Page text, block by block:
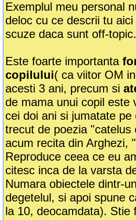
Exemplul meu personal
deloc cu ce descrii tu
scuze daca sunt off-topic.
Este foarte importanta
copilului( ca viitor OM
acesti 3 ani, precum si
de mama unui copil este
cei doi ani si jumatate
trecut de poezia "catelus
acum recita din Arghezi,
Reproduce ceea ce eu
citesc inca de la varsta
Numara obiectele dintr-
degetelul, si apoi spune
la 10, deocamdata). Stie